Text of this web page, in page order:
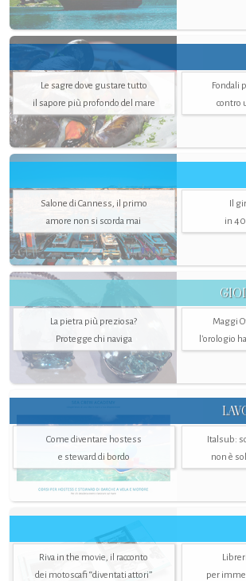
Le sagre dove gustare tutto
il sapore più profondo del mare
Fondali
contro
Salone di Canness, il primo
amore non si scorda mai
Il
in
La pietra più preziosa?
Protegge chi naviga
Maggi
l'orologio
Come diventare hostess
e steward di bordo
Italsub:
non è
Riva in the movie, il racconto
dei motoscafi “diventati attori”
per